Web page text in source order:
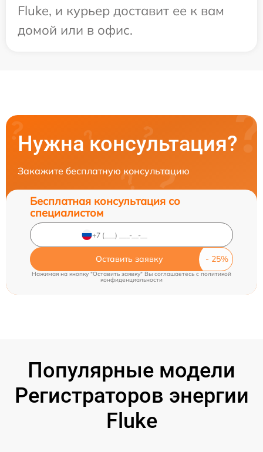
Fluke, и курьер доставит ее к вам
домой или в офис.
Нужна консультация?
Закажите бесплатную консультацию
Бесплатная консультация со
специалистом
Оставить заявку
Нажимая на кнопку "Оставить заявку" Вы соглашаетесь cполитикой
конфиденциальности
Популярные модели
Регистраторов энергии
Fluke